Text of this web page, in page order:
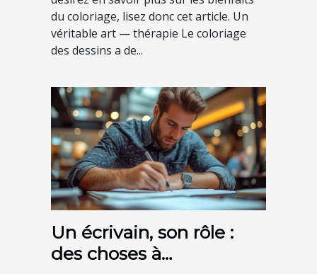
du coloriage, lisez donc cet article. Un
véritable art — thérapie Le coloriage
des dessins a de...
Un écrivain, son rôle :
des choses à